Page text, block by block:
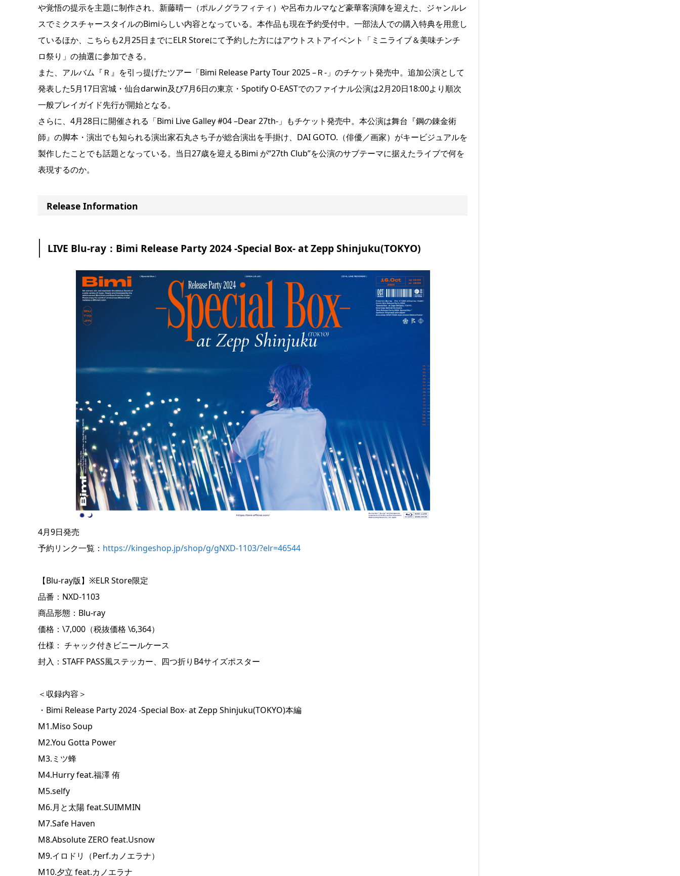
や覚悟の提示を主題に制作され、新藤晴一（ポルノグラフィティ）や呂布カルマなど豪華客演陣を迎えた、ジャンルレ
スでミクスチャースタイルのBimiらしい内容となっている。本作品も現在予約受付中。一部法人での購入特典を用意し
ているほか、こちらも2月25日までにELR Storeにて予約した方にはアウトストアイベント「ミニライブ＆美味チンチ
ロ祭り」の抽選に参加できる。
また、アルバム『Ｒ』を引っ提げたツアー「Bimi Release Party Tour 2025 –Ｒ-」のチケット発売中。追加公演として
発表した5月17日宮城・仙台darwin及び7月6日の東京・Spotify O-EASTでのファイナル公演は2月20日18:00より順次
一般プレイガイド先行が開始となる。
さらに、4月28日に開催される「Bimi Live Galley #04 –Dear 27th-」もチケット発売中。本公演は舞台『鋼の錬金術
師』の脚本・演出でも知られる演出家石丸さち子が総合演出を手掛け、DAI GOTO.（俳優／画家）がキービジュアルを
製作したことでも話題となっている。当日27歳を迎えるBimi が“27th Club”を公演のサブテーマに据えたライブで何を
表現するのか。
Release Information
LIVE Blu-ray：Bimi Release Party 2024 -Special Box- at Zepp Shinjuku(TOKYO)
4月9日発売
予約リンク一覧： https://kingeshop.jp/shop/g/gNXD-1103/?elr=46544
【Blu-ray版】※ELR Store限定
品番：NXD-1103
商品形態：Blu-ray
価格：\7,000（税抜価格 \6,364）
仕様： チャック付きビニールケース
封入：STAFF PASS風ステッカー、四つ折りB4サイズポスター
＜収録内容＞
・Bimi Release Party 2024 -Special Box- at Zepp Shinjuku(TOKYO)本編
M1.Miso Soup
M2.You Gotta Power
M3.ミツ蜂
M4.Hurry feat.福澤 侑
M5.selfy
M6.月と太陽 feat.SUIMMIN
M7.Safe Haven
M8.Absolute ZERO feat.Usnow
M9.イロドリ（Perf.カノエラナ）
M10.夕立 feat.カノエラナ